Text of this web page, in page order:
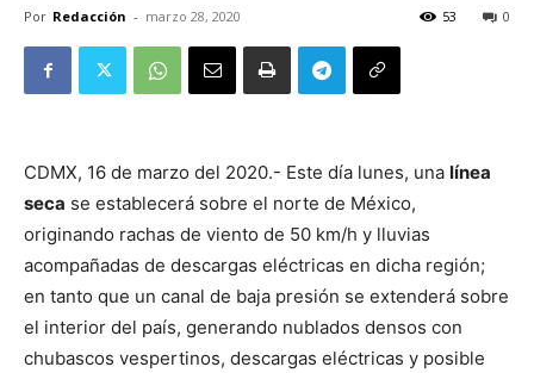
Por Redacción - marzo 28, 2020 0
53
CDMX, 16 de marzo del 2020.- Este día lunes, una línea
seca se establecerá sobre el norte de México,
originando rachas de viento de 50 km/h y lluvias
acompañadas de descargas eléctricas en dicha región;
en tanto que un canal de baja presión se extenderá sobre
el interior del país, generando nublados densos con
chubascos vespertinos, descargas eléctricas y posible